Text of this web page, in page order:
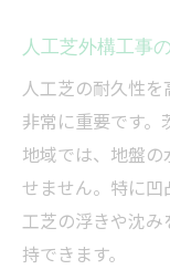
人工芝外構工事
人工芝の耐久性
非常に重要です
地域では、地盤
せません。特に
工芝の浮きや沈
持できます。